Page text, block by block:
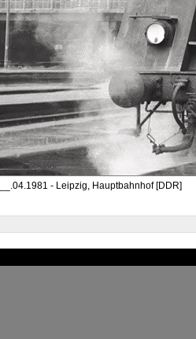
__.04.1981 - Leipzig, Hauptbahnhof [DDR]